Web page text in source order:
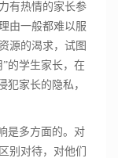
有热情的家长参
由一般都难以服
源的渴求，试图
的学生家长，在
犯家长的隐私，
是多方面的。对
别对待，对他们